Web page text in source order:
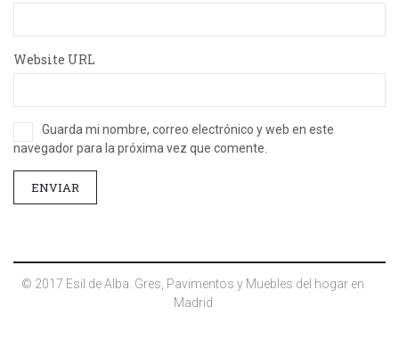
Website URL
Guarda mi nombre, correo electrónico y web en este
navegador para la próxima vez que comente.
© 2017 Esil de Alba. Gres, Pavimentos y Muebles del hogar en
Madrid